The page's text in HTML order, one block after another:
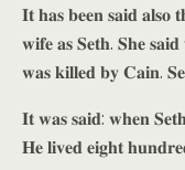
𝐈𝐭 𝐡𝐚𝐬 𝐛𝐞𝐞𝐧 𝐬𝐚𝐢𝐝
𝐰𝐢𝐟𝐞 𝐚𝐬 𝐒𝐞𝐭𝐡. 𝐒𝐡𝐞
𝐰𝐚𝐬 𝐤𝐢𝐥𝐥𝐞𝐝 𝐛𝐲 𝐂𝐚𝐢𝐧.
𝐈𝐭 𝐰𝐚𝐬 𝐬𝐚𝐢𝐝: 𝐰𝐡𝐞𝐧
𝐇𝐞 𝐥𝐢𝐯𝐞𝐝 𝐞𝐢𝐠𝐡𝐭